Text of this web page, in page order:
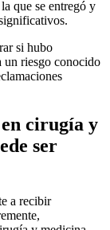
que se entregó y
si hubo
un riesgo conocido
cirugía y
ser
a recibir